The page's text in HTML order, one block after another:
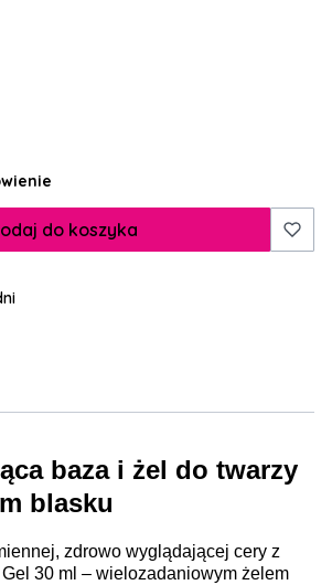
do koszyka
baza i żel do twarzy
blasku
zdrowo wyglądającej cery z
30 ml – wielozadaniowym żelem